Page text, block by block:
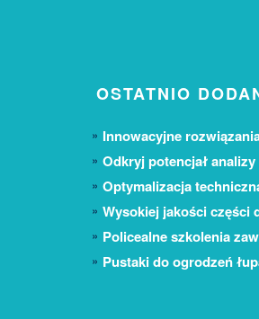
OSTATNIO
Innowacyjne
Odkryj potencjał
Optymalizacja
Wysokiej jakości części
Policealne szkolenia
Pustaki do ogrodzeń